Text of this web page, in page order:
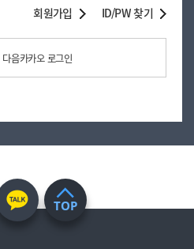
회원가입 ID/PW 찾기
다음카카오 로그인
TOP